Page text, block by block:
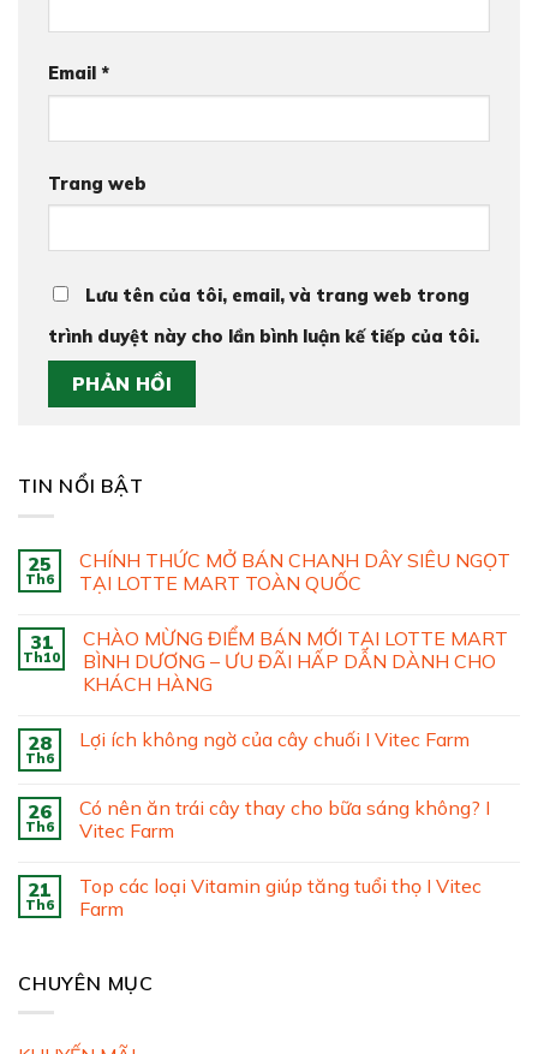
Email *
Trang web
Lưu tên của tôi, email, và trang web trong
trình duyệt này cho lần bình luận kế tiếp của tôi.
TIN NỔI BẬT
25
Th6
CHÍNH THỨC MỞ BÁN CHANH DÂY SIÊU NGỌT
TẠI LOTTE MART TOÀN QUỐC
31
Th10
CHÀO MỪNG ĐIỂM BÁN MỚI TẠI LOTTE MART
BÌNH DƯƠNG – ƯU ĐÃI HẤP DẪN DÀNH CHO
KHÁCH HÀNG
28
Th6
Lợi ích không ngờ của cây chuối I Vitec Farm
26
Th6
Có nên ăn trái cây thay cho bữa sáng không? I
Vitec Farm
21
Th6
Top các loại Vitamin giúp tăng tuổi thọ I Vitec
Farm
CHUYÊN MỤC